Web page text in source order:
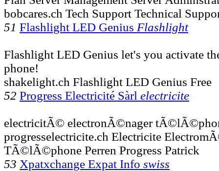
bobcares.ch Tech Support Technical
51 Flashlight LED Genius Flashlight
Flashlight LED Genius let's you activate
phone!
shakelight.ch Flashlight LED Genius Free
52 Progress Electricité Sàrl electricite
electricitÃ© electronÃ©nager
progresselectricite.ch Electricite
TÃ©lÃ©phone Perren Progress Patrick
53 Xpatxchange Expat Info swiss